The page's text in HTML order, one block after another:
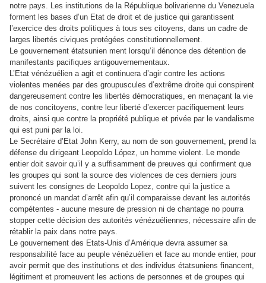
notre pays. Les institutions de la République bolivarienne du Venezuela
forment les bases d’un Etat de droit et de justice qui garantissent
l’exercice des droits politiques à tous ses citoyens, dans un cadre de
larges libertés civiques protégées constitutionnellement.
Le gouvernement étatsunien ment lorsqu’il dénonce des détention de
manifestants pacifiques antigouvernementaux.
L’Etat vénézuélien a agit et continuera d’agir contre les actions
violentes menées par des groupuscules d’extrême droite qui conspirent
dangereusement contre les libertés démocratiques, en menaçant la vie
de nos concitoyens, contre leur liberté d’exercer pacifiquement leurs
droits, ainsi que contre la propriété publique et privée par le vandalisme
qui est puni par la loi.
Le Secrétaire d’Etat John Kerry, au nom de son gouvernement, prend la
défense du dirigeant Leopoldo López, un homme violent. Le monde
entier doit savoir qu’il y a suffisamment de preuves qui confirment que
les groupes qui sont la source des violences de ces derniers jours
suivent les consignes de Leopoldo Lopez, contre qui la justice a
prononcé un mandat d’arrêt afin qu’il comparaisse devant les autorités
compétentes - aucune mesure de pression ni de chantage no pourra
stopper cette décision des autorités vénézuéliennes, nécessaire afin de
rétablir la paix dans notre pays.
Le gouvernement des Etats-Unis d’Amérique devra assumer sa
responsabilité face au peuple vénézuélien et face au monde entier, pour
avoir permit que des institutions et des individus étatsuniens financent,
légitiment et promeuvent les actions de personnes et de groupes qui